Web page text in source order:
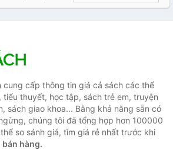
cung cấp thông tin giá cả sách các thể
tiểu thuyết, học tập, sách trẻ em, truyện
sách giao khoa... Bằng khả năng sẵn có
chúng tôi đã tổng hợp hơn 100000
so sánh giá, tìm giá rẻ nhất trước khi
hàng.